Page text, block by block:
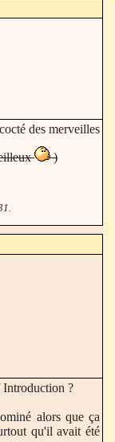
des merveilles
)
Introduction ?
alors que ça
qu'il avait été